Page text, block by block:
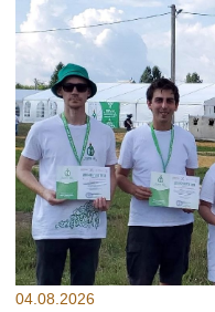
04.08.2026